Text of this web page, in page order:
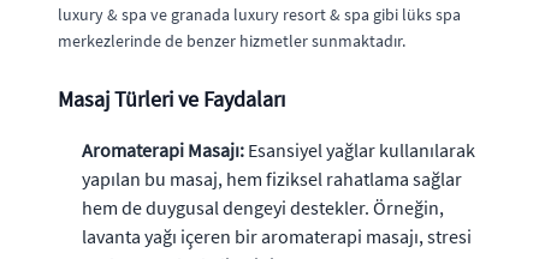
luxury & spa ve granada luxury resort & spa gibi lüks spa
merkezlerinde de benzer hizmetler sunmaktadır.
Masaj Türleri ve Faydaları
Aromaterapi Masajı: Esansiyel yağlar kullanılarak
yapılan bu masaj, hem fiziksel rahatlama sağlar
hem de duygusal dengeyi destekler. Örneğin,
lavanta yağı içeren bir aromaterapi masajı, stresi